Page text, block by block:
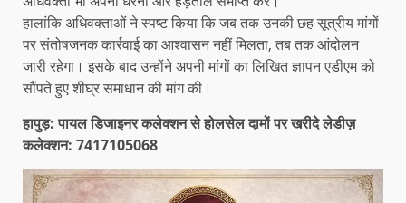
हालांकि अधिवक्ताओं ने स्पष्ट किया कि जब तक उनकी छह सूत्रीय मांगों
पर संतोषजनक कार्रवाई का आश्वासन नहीं मिलता, तब तक आंदोलन
जारी रहेगा। इसके बाद उन्होंने अपनी मांगों का लिखित ज्ञापन एडीएम को
सौंपते हुए शीघ्र समाधान की मांग की।
हापुड़: पायल डिजाइनर कलेक्शन से होलसेल दामों पर खरीदे लेडीज़
कलेक्शन: 7417105068